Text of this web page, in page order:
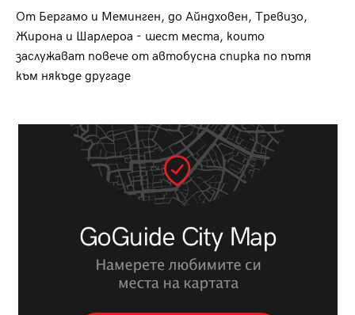
От Бергамо и Меминген, до Айндховен, Тревизо,
Жирона и Шарлероа - шест места, които
заслужават повече от автобусна спирка по пътя
към някъде другаде